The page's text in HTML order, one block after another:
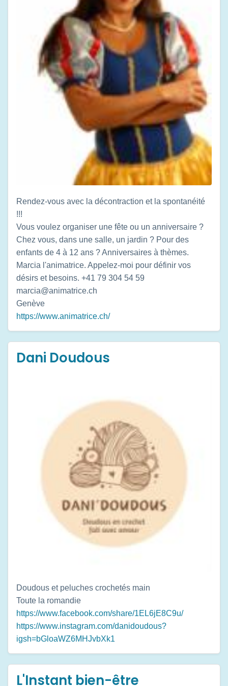
Rendez-vous avec la décontraction et la spontanéité
!!!
Vous voulez organiser une fête ou un anniversaire ?
Chez vous, dans une salle, un jardin ? Pour des
enfants de 4 à 12 ans ? Anniversaires à thèmes.
Marcia l'animatrice. Appelez-moi pour définir vos
désirs et besoins. +41 79 304 54 59
marcia@animatrice.ch
Genève
https://www.animatrice.ch/
Dani Doudous
Doudous et peluches crochetés main
Toute la romandie
https://www.facebook.com/share/1EL6jE8C9u/
https://www.instagram.com/danidoudous?
igsh=bGloaWZ6MHJvbXk1
L'Instant bien-être